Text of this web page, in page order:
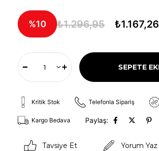
10 ₺1.296,95 ₺1.167,26
Kritik Stok Telefonla Sipariş
Kargo Bedava Paylaş:
Tavsiye Et Yorum Yaz